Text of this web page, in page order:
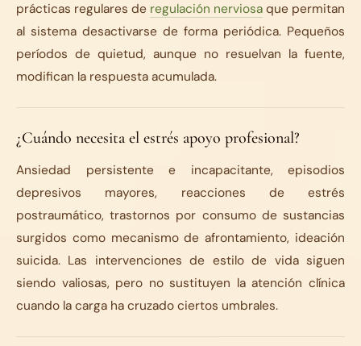
prácticas regulares de regulación nerviosa que permitan
al sistema desactivarse de forma periódica. Pequeños
períodos de quietud, aunque no resuelvan la fuente,
modifican la respuesta acumulada.
¿Cuándo necesita el estrés apoyo profesional?
Ansiedad persistente e incapacitante, episodios
depresivos mayores, reacciones de estrés
postraumático, trastornos por consumo de sustancias
surgidos como mecanismo de afrontamiento, ideación
suicida. Las intervenciones de estilo de vida siguen
siendo valiosas, pero no sustituyen la atención clínica
cuando la carga ha cruzado ciertos umbrales.